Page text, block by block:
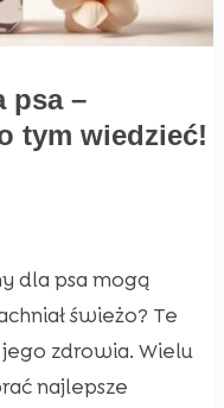
psa –
tym wiedzieć!
dla psa mogą
świeżo? Te
zdrowia. Wielu
najlepsze